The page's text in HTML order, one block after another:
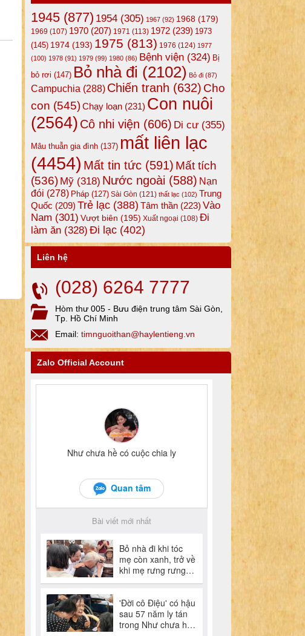
1945 (877) 1954 (305) 1967 (92) 1968 (179)
1969 (107) 1970 (207) 1971 (113) 1972 (239) 1973
(145) 1974 (193) 1975 (813) 1976 (124) 1977
(100) 1978 (91) 1979 (99) 1980 (86) Bệnh viện (324) Bị
bỏ rơi (147) Bỏ nhà đi (2102) Bỏ đi (87)
Campuchia (288) Chiến tranh (632) Cho
con (545)Chạy loạn (231) Con nuôi
(2564) Cô nhi viện (606) Di cư (355)
Mâu thuẫn gia đình (137) mất liên lạc
(4454) Mất tin tức (591) Mất tích
(536) Mỹ (318) Nước ngoài (588) Nạn
đói (278) Pháp (127) Sài Gòn (121) thất lạc (102) Trung
Quốc (209) Trẻ lạc (388) Tâm thần (223) Vào
Nam (301) Vượt biên (195) Xuất ngoại (108) Đi
làm ăn (328) Đi lạc (402)
Liên hệ
(028) 6264 7777
Hòm thư 005 - Bưu điện trung tâm Sài Gòn,
Tp. Hồ Chí Minh
Email: timnguoithan@haylentieng.vn
Zalo Official Account